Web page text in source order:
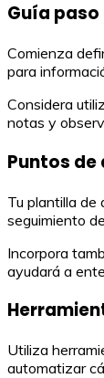
Guía
Comienza
para
Considera
notas y
Puntos
Tu plantilla de
seguimiento
Incorpora
ayudará a
Utiliza
automatizar